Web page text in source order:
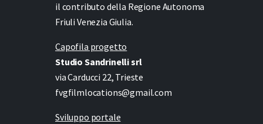
il contributo della Regione Autonoma
Friuli Venezia Giulia.
Capofila progetto
Studio Sandrinelli srl
via Carducci 22, Trieste
fvgfilmlocations@gmail.com
Sviluppo portale